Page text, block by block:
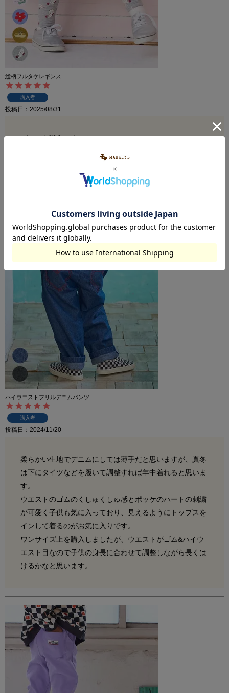
総柄フルタケレギンス
購入者
投稿日 2025/08/31
グレーを購入しました。
とっても可愛いです。シンプルなワンピースに合わせたい
ハイウエストフリルデニムパンツ
購入者
投稿日 2024/11/20
柔らかい生地でデニムにしては薄手だと思いますが、真冬
は下にタイツなどを履いて調整すれば年中着れると思いま
す。
ウエストのゴムのくしゅくしゅ感とポッケのハートの刺繍
が可愛く子供も気に入っており、見えるようにトップスを
インして着るのがお気に入りです。
ワンサイズ上を購入しましたが、ウエストがゴム&ハイウ
エスト目なので子供の身長に合わせて調整しながら長くは
けるかなと思います。